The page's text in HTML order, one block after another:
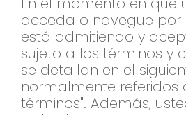
acceda o navegue por
está admitiendo y
sujeto a los términos y
se detallan en el
normalmente referidos
términos". Además,